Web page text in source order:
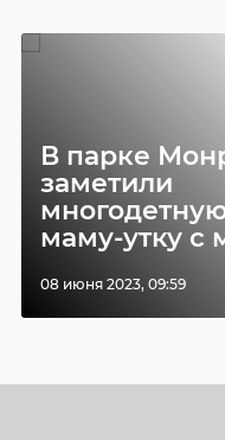
В парке
заметили
маму-утку с
08 июня 2023, 09:59